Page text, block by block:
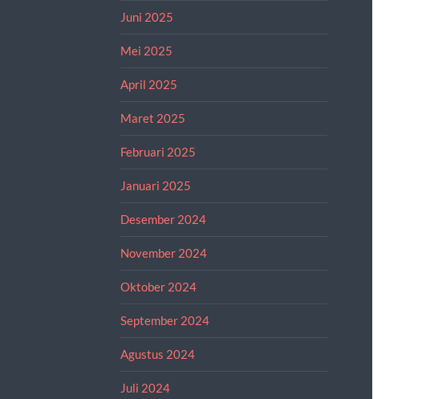
Juni 2025
Mei 2025
April 2025
Maret 2025
Februari 2025
Januari 2025
Desember 2024
November 2024
Oktober 2024
September 2024
Agustus 2024
Juli 2024